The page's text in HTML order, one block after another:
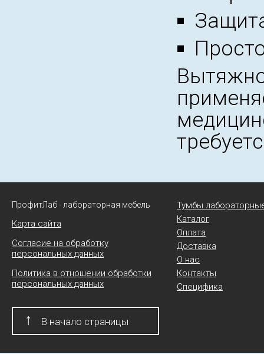
ПрофитЛаб - лабораторная мебель
Карта сайта
Согласие на обработку
персональных данных
Политика в отношении обработки
персональных данных
↑ В начало страницы
Тумбы
Каталог
Оплата
Доставка
О нас
Контакты
Специфика